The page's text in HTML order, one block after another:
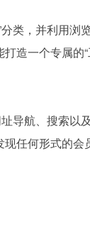
类，并利用
一个专属的“
导航、搜索以
任何形式的